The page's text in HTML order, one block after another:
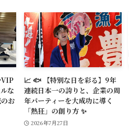
VIP
な
お
📈 🐟 【特別な日を彩る】9年
連続日本一の誇りと、企業の周
年パーティーを大成功に導く
「熱狂」の創り方 ✨
2026年7月27日